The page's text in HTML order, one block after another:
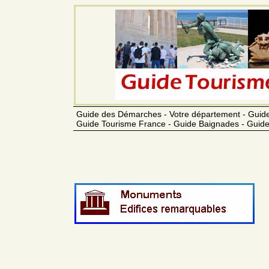
Guide des Démarches - Votre département -
Guide Tourisme France - Guide Baignades -